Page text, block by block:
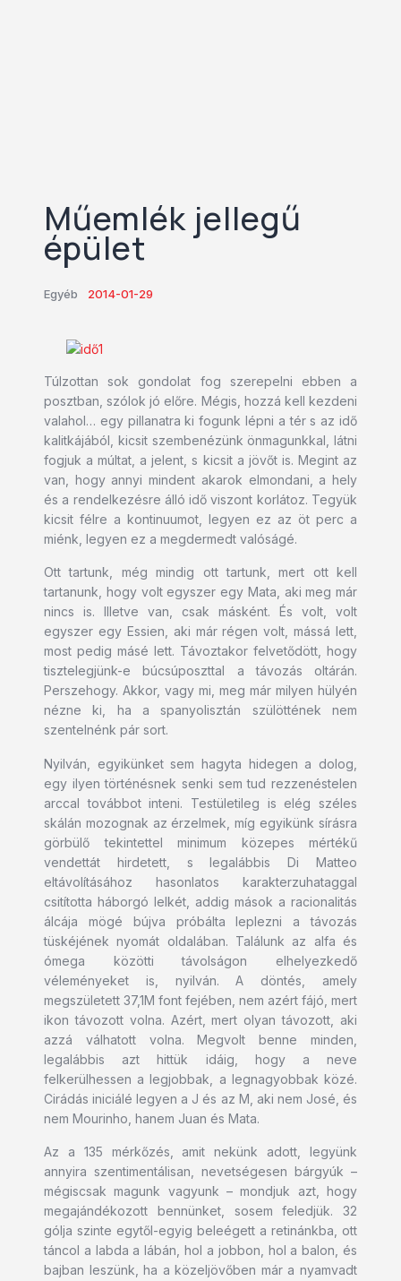
Műemlék jellegű
épület
Egyéb 2014-01-29
Túlzottan sok gondolat fog szerepelni ebben a
posztban, szólok jó előre. Mégis, hozzá kell kezdeni
valahol… egy pillanatra ki fogunk lépni a tér s az idő
kalitkájából, kicsit szembenézünk önmagunkkal, látni
fogjuk a múltat, a jelent, s kicsit a jövőt is. Megint az
van, hogy annyi mindent akarok elmondani, a hely
és a rendelkezésre álló idő viszont korlátoz. Tegyük
kicsit félre a kontinuumot, legyen ez az öt perc a
miénk, legyen ez a megdermedt valóságé.
Ott tartunk, még mindig ott tartunk, mert ott kell
tartanunk, hogy volt egyszer egy Mata, aki meg már
nincs is. Illetve van, csak másként. És volt, volt
egyszer egy Essien, aki már régen volt, mássá lett,
most pedig másé lett. Távoztakor felvetődött, hogy
tisztelegjünk-e búcsúposzttal a távozás oltárán.
Perszehogy. Akkor, vagy mi, meg már milyen hülyén
nézne ki, ha a spanyolisztán szülöttének nem
szentelnénk pár sort.
Nyilván, egyikünket sem hagyta hidegen a dolog,
egy ilyen történésnek senki sem tud rezzenéstelen
arccal továbbot inteni. Testületileg is elég széles
skálán mozognak az érzelmek, míg egyikünk sírásra
görbülő tekintettel minimum közepes mértékű
vendettát hirdetett, s legalábbis Di Matteo
eltávolításához hasonlatos karakterzuhataggal
csitította háborgó lelkét, addig mások a racionalitás
álcája mögé bújva próbálta leplezni a távozás
tüskéjének nyomát oldalában. Találunk az alfa és
ómega közötti távolságon elhelyezkedő
véleményeket is, nyilván. A döntés, amely
megszületett 37,1M font fejében, nem azért fájó, mert
ikon távozott volna. Azért, mert olyan távozott, aki
azzá válhatott volna. Megvolt benne minden,
legalábbis azt hittük idáig, hogy a neve
felkerülhessen a legjobbak, a legnagyobbak közé.
Cirádás iniciálé legyen a J és az M, aki nem José, és
nem Mourinho, hanem Juan és Mata.
Az a 135 mérkőzés, amit nekünk adott, legyünk
annyira szentimentálisan, nevetségesen bárgyúk –
mégiscsak magunk vagyunk – mondjuk azt, hogy
megajándékozott bennünket, sosem feledjük. 32
gólja szinte egytől-egyig beleégett a retinánkba, ott
táncol a labda a lábán, hol a jobbon, hol a balon, és
bajban leszünk, ha a közeljövőben már a nyamvadt